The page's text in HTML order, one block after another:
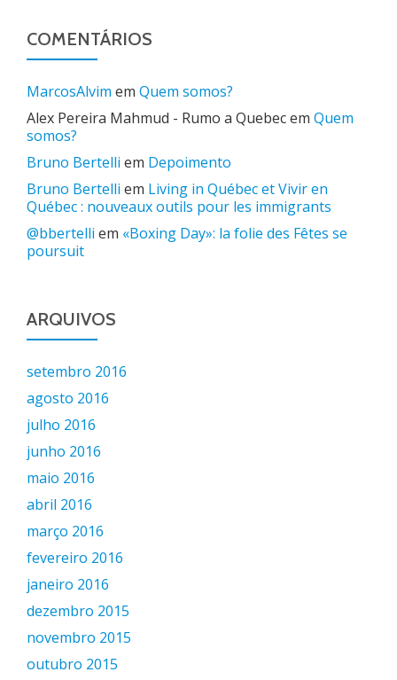
COMENTÁRIOS
MarcosAlvim em Quem somos?
Alex Pereira Mahmud - Rumo a Quebecem Quem
somos?
Bruno Bertelli em Depoimento
Bruno Bertelli em Living in Québec et Vivir en
Québec : nouveaux outils pour les immigrants
@bbertelli em «Boxing Day»: la folie des Fêtes se
poursuit
ARQUIVOS
setembro 2016
agosto 2016
julho 2016
junho 2016
maio 2016
abril 2016
março 2016
fevereiro 2016
janeiro 2016
dezembro 2015
novembro 2015
outubro 2015